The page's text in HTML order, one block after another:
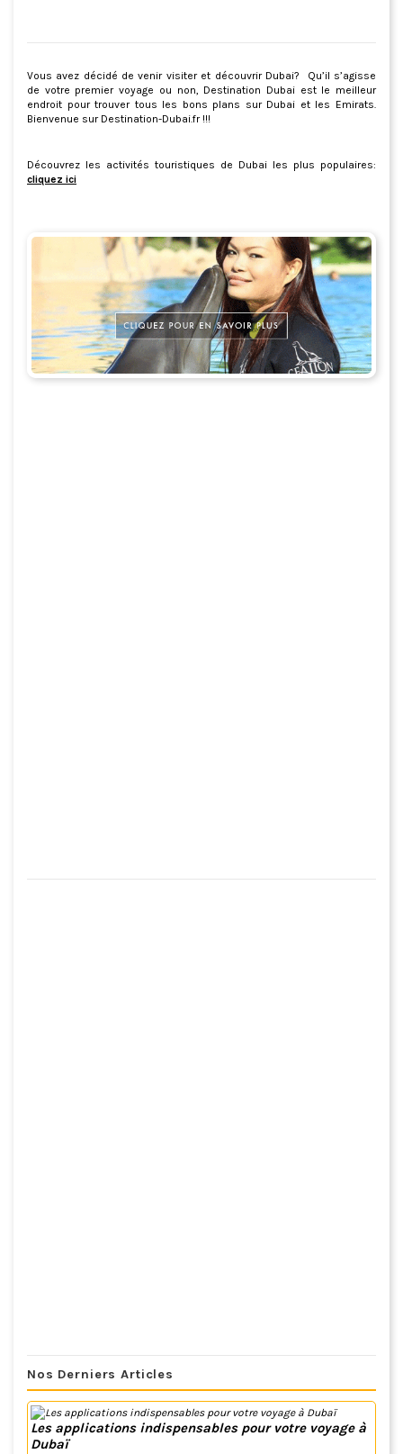
Vous avez décidé de venir visiter et découvrir Dubai? Qu’il s’agisse
de votre premier voyage ou non, Destination Dubai est le meilleur
endroit pour trouver tous les bons plans sur Dubai et les Emirats.
Bienvenue sur Destination-Dubai.fr !!!
Découvrez les activités touristiques de Dubai les plus populaires:
cliquez ici
Nos Derniers Articles
Les applications indispensables pour votre voyage à
Dubaï